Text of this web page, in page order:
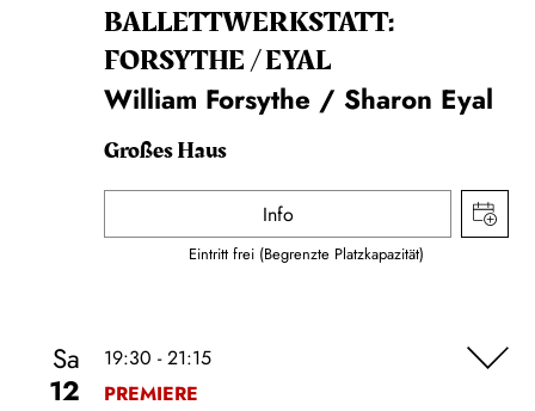
BALLETT­WERKSTATT:
FORSYTHE / EYAL
William Forsythe / Sharon Eyal
Großes Haus
Info
Eintritt frei (Begrenzte Platzkapazität)
Sa
12
19:30 - 21:15
PREMIERE